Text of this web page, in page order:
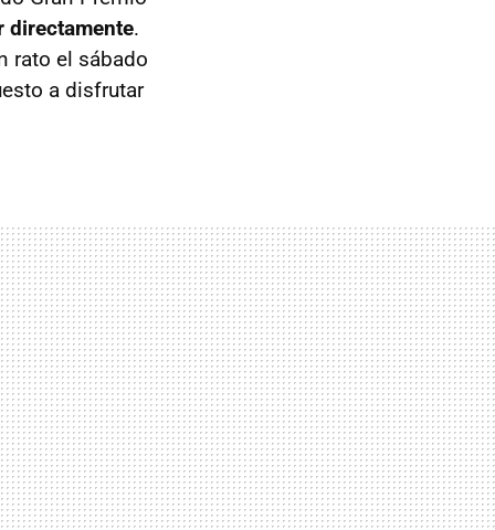
directamente.
rato el sábado
a disfrutar